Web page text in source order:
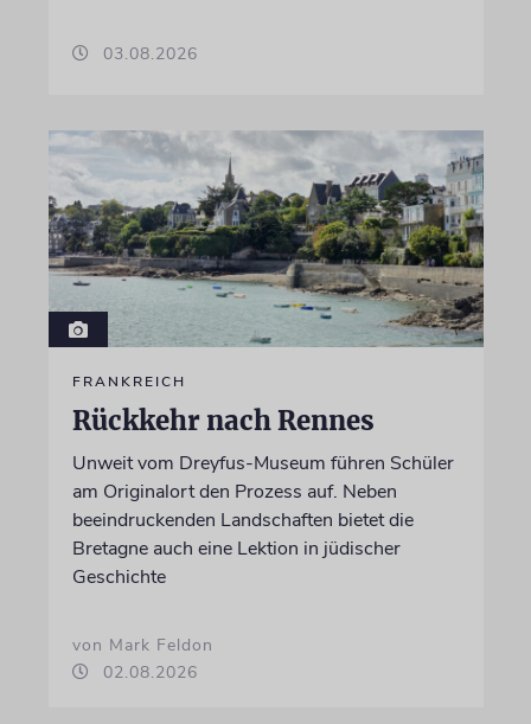
03.08.2026
FRANKREICH
Rückkehr nach Rennes
Unweit vom Dreyfus-Museum führen Schüler
am Originalort den Prozess auf. Neben
beeindruckenden Landschaften bietet die
Bretagne auch eine Lektion in jüdischer
Geschichte
von Mark Feldon
02.08.2026